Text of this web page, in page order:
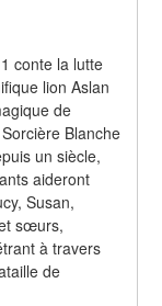
conte la lutte
lion Aslan
de
Blanche
un siècle,
aideront
Susan,
sœurs,
à travers
de